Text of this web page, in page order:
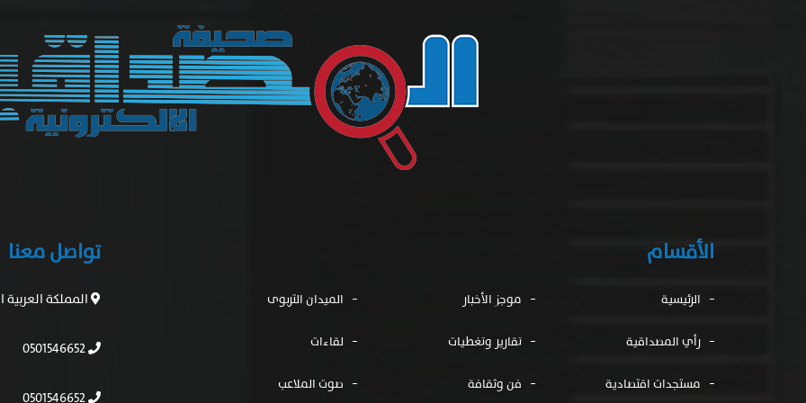
الأقسام
الرئيسية موجز الأخبار الميدان التربوى
رأي المصداقية تقارير وتغطيات لقاءات
مستجدات اقتصادية فن وثقافة صوت الملاعب
تواصل معنا
المملكة
0501546652
0501546652